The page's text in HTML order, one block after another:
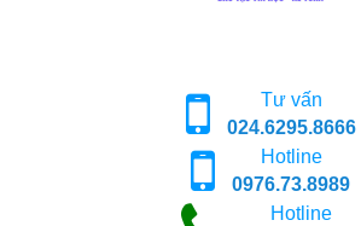
Tư vấn
024.6295.8666
Hotline
0976.73.8989
Hotline